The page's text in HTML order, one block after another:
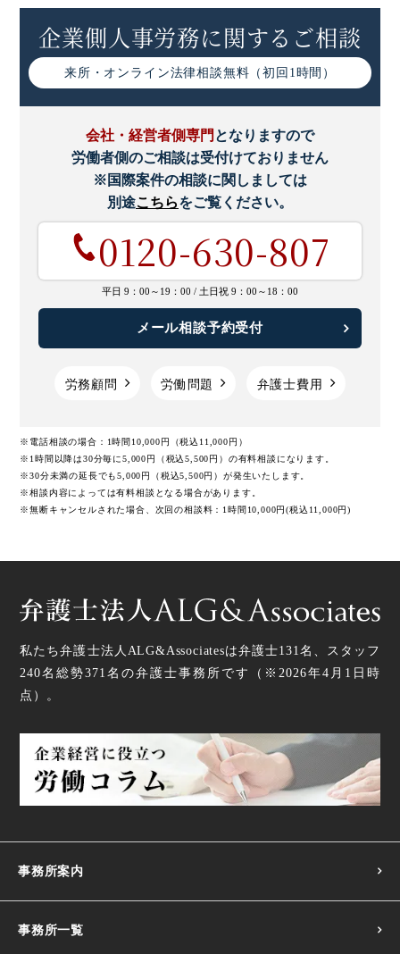
企業側人事労務に関するご相談
来所・オンライン法律相談無料（初回1時間）
会社・経営者側専門 となりますので
労働者側のご相談は受付けておりません
※国際案件の相談に関しましては
別途こちらをご覧ください。
0120-630-807
平日 9：00～19：00 / 土日祝 9：00～18：00
メール相談予約受付
労務顧問 労働問題 弁護士費用
※電話相談の場合：1時間10,000円（税込11,000円）
※1時間以降は30分毎に5,000円（税込5,500円）の有料相談になります。
※30分未満の延長でも5,000円（税込5,500円）が発生いたします。
※相談内容によっては有料相談となる場合があります。
※無断キャンセルされた場合、次回の相談料：1時間10,000円(税込11,000円)
私たち弁護士法人ALG&Associatesは弁護士131名、スタッフ
240名総勢371 名の弁護士事務所です（ ※2026年4月1日時
点 ）。
事務所案内
事務所一覧